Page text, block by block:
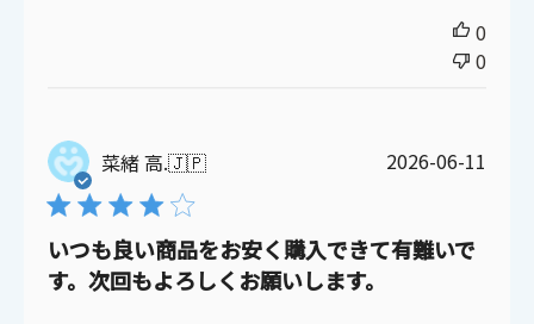
0
0
菜緒 高.🇯🇵
いつも良い商品をお安く購入できて有難いで
す。次回もよろしくお願いします。
2026-06-11